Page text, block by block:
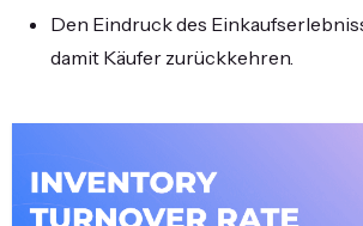
Den Eindruck des
damit Käufer zurückkehren.